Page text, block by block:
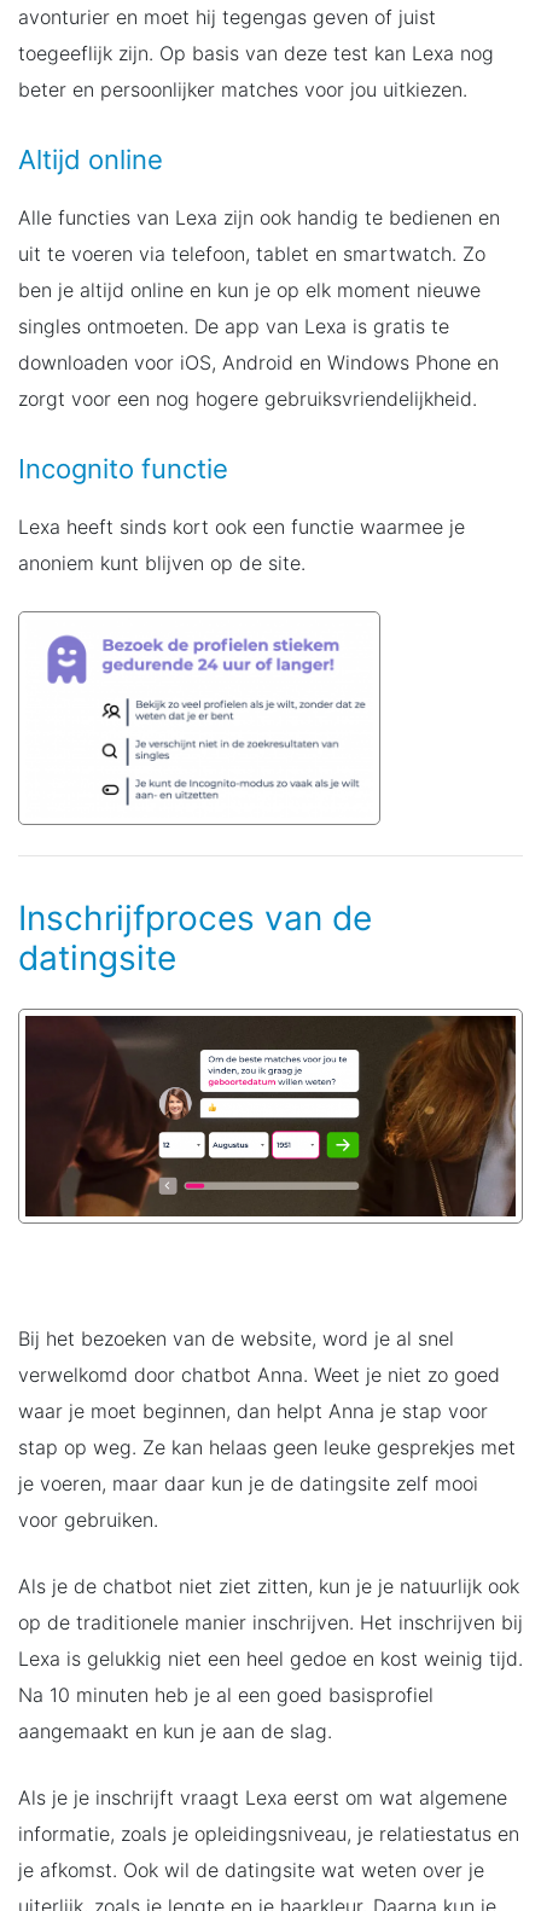
avonturier en moet hij tegengas geven of juist
toegeeflijk zijn. Op basis van deze test kan Lexa nog
beter en persoonlijker matches voor jou uitkiezen.
Altijd online
Alle functies van Lexa zijn ook handig te bedienen en
uit te voeren via telefoon, tablet en smartwatch. Zo
ben je altijd online en kun je op elk moment nieuwe
singles ontmoeten. De app van Lexa is gratis te
downloaden voor iOS, Android en Windows Phone en
zorgt voor een nog hogere gebruiksvriendelijkheid.
Incognito functie
Lexa heeft sinds kort ook een functie waarmee je
anoniem kunt blijven op de site.
Inschrijfproces van de
datingsite
Bij het bezoeken van de website, word je al snel
verwelkomd door chatbot Anna. Weet je niet zo goed
waar je moet beginnen, dan helpt Anna je stap voor
stap op weg. Ze kan helaas geen leuke gesprekjes met
je voeren, maar daar kun je de datingsite zelf mooi
voor gebruiken.
Als je de chatbot niet ziet zitten, kun je je natuurlijk ook
op de traditionele manier inschrijven. Het inschrijven bij
Lexa is gelukkig niet een heel gedoe en kost weinig tijd.
Na 10 minuten heb je al een goed basisprofiel
aangemaakt en kun je aan de slag.
Als je je inschrijft vraagt Lexa eerst om wat algemene
informatie, zoals je opleidingsniveau, je relatiestatus en
je afkomst. Ook wil de datingsite wat weten over je
uiterlijk, zoals je lengte en je haarkleur. Daarna kun je